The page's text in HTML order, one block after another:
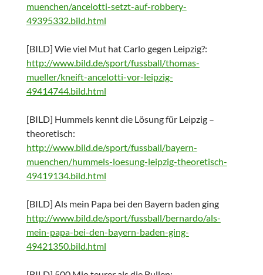
muenchen/ancelotti-setzt-auf-robbery-
49395332.bild.html
[BILD] Wie viel Mut hat Carlo gegen Leipzig?:
http://www.bild.de/sport/fussball/thomas-
mueller/kneift-ancelotti-vor-leipzig-
49414744.bild.html
[BILD] Hummels kennt die Lösung für Leipzig –
theoretisch:
http://www.bild.de/sport/fussball/bayern-
muenchen/hummels-loesung-leipzig-theoretisch-
49419134.bild.html
[BILD] Als mein Papa bei den Bayern baden ging
http://www.bild.de/sport/fussball/bernardo/als-
mein-papa-bei-den-bayern-baden-ging-
49421350.bild.html